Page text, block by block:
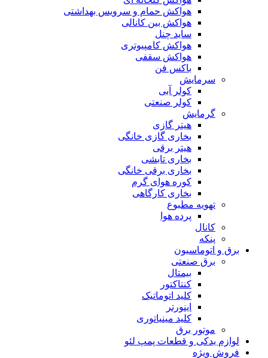
هواکش حمام و سرویس بهداشتی
هواکش بین کانالی
ساید چنل
هواکش کامپیوتری
هواکش سقفی
باکس فن
سرمایش
کولر آبی
کولر صنعتی
گرمایش
هیتر گازی
بخاری گازی خانگی
هیتر برقی
بخاری تابشی
بخاری برقی خانگی
کوره هوای گرم
بخاری کارگاهی
تهویه مطبوع
پرده هوا
کانال
پنکه
برق و اتوماسیون
برق صنعتی
بیمتال
کنتاکتور
کلید اتوماتیک
اینورتر
کلید مینیاتوری
موتور برق
لوازم یدکی و قطعات پمپ لئو
فروش ویژه